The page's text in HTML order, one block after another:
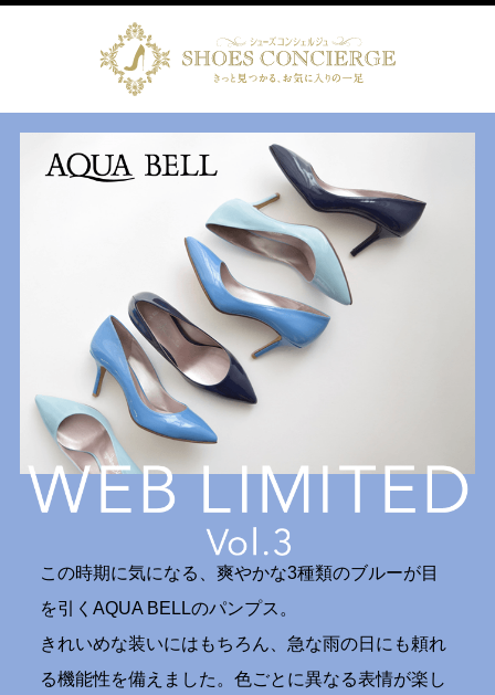
この時期に気になる、爽やかな3種類のブルーが目
を引くAQUA BELLのパンプス。
きれいめな装いにはもちろん、急な雨の日にも頼れ
る機能性を備えました。色ごとに異なる表情が楽し